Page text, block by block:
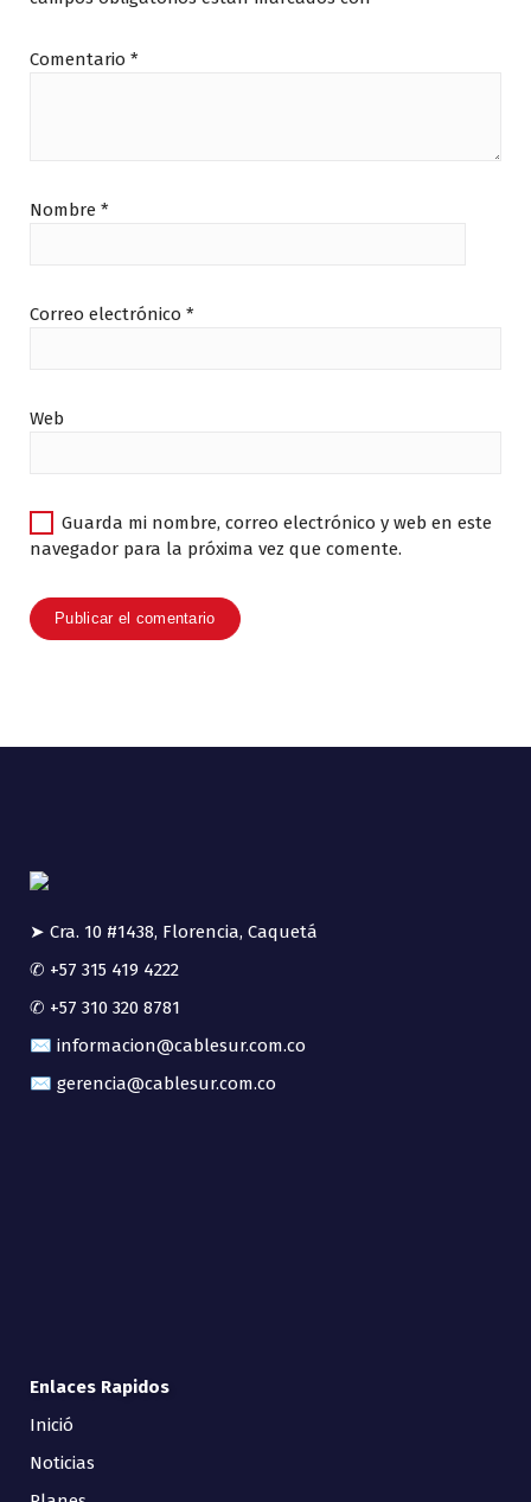
Comentario *
Nombre *
Correo electrónico *
Web
Guarda mi nombre, correo electrónico y web en este
navegador para la próxima vez que comente.
➤ Cra. 10 #1438, Florencia, Caquetá
✆ +57 315 419 4222
✆ +57 310 320 8781
✉ informacion@cablesur.com.co
✉ gerencia@cablesur.com.co
Enlaces Rapidos
Inició
Noticias